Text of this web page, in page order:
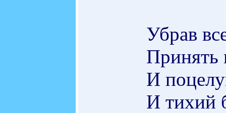
Убрав
Принять
И
И тихий